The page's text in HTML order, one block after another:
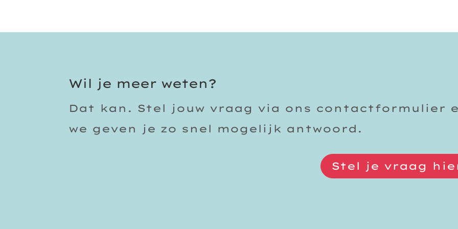
Wil je meer weten?
Dat kan. Stel jouw vraag via ons contactformulier
we geven je zo snel mogelijk antwoord.
Stel je vraag